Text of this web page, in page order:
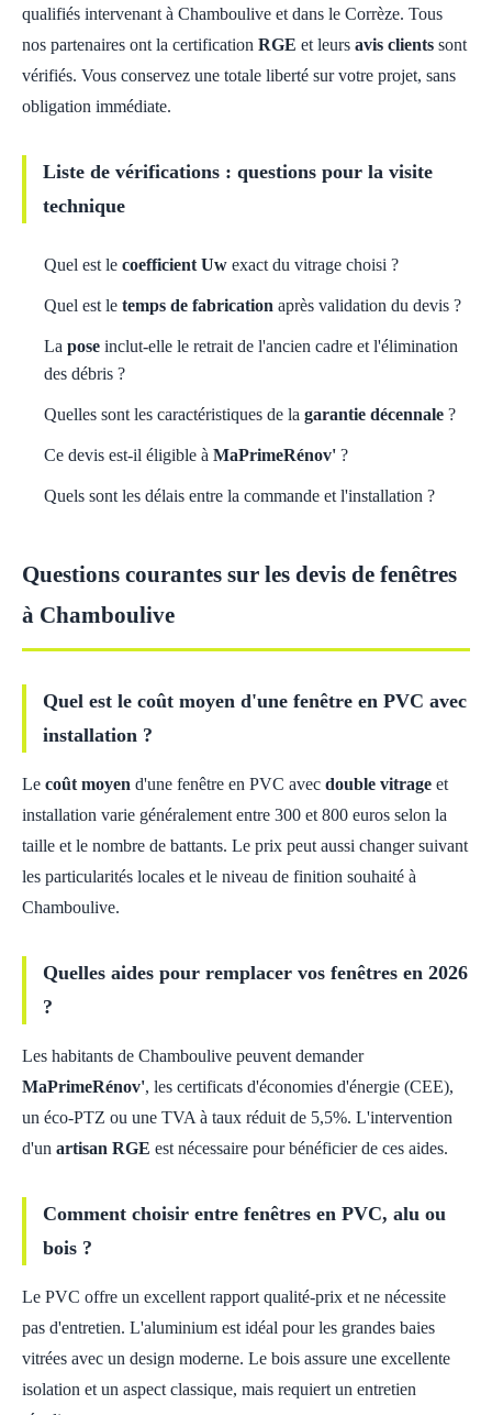
qualifiés intervenant à Chamboulive et dans le Corrèze. Tous
nos partenaires ont la certification RGE et leurs avis clients sont
vérifiés. Vous conservez une totale liberté sur votre projet, sans
obligation immédiate.
Liste de vérifications : questions pour la visite
technique
Quel est le coefficient Uw exact du vitrage choisi ?
Quel est le temps de fabrication après validation du devis ?
La pose inclut-elle le retrait de l'ancien cadre et l'élimination
des débris ?
Quelles sont les caractéristiques de la garantie décennale ?
Ce devis est-il éligible à MaPrimeRénov' ?
Quels sont les délais entre la commande et l'installation ?
Questions courantes sur les devis de fenêtres
à Chamboulive
Quel est le coût moyen d'une fenêtre en PVC avec
installation ?
Le coût moyen d'une fenêtre en PVC avec double vitrage et
installation varie généralement entre 300 et 800 euros selon la
taille et le nombre de battants. Le prix peut aussi changer suivant
les particularités locales et le niveau de finition souhaité à
Chamboulive.
Quelles aides pour remplacer vos fenêtres en 2026
?
Les habitants de Chamboulive peuvent demander
MaPrimeRénov', les certificats d'économies d'énergie (CEE),
un éco-PTZ ou une TVA à taux réduit de 5,5%. L'intervention
d'un artisan RGE est nécessaire pour bénéficier de ces aides.
Comment choisir entre fenêtres en PVC, alu ou
bois ?
Le PVC offre un excellent rapport qualité-prix et ne nécessite
pas d'entretien. L'aluminium est idéal pour les grandes baies
vitrées avec un design moderne. Le bois assure une excellente
isolation et un aspect classique, mais requiert un entretien